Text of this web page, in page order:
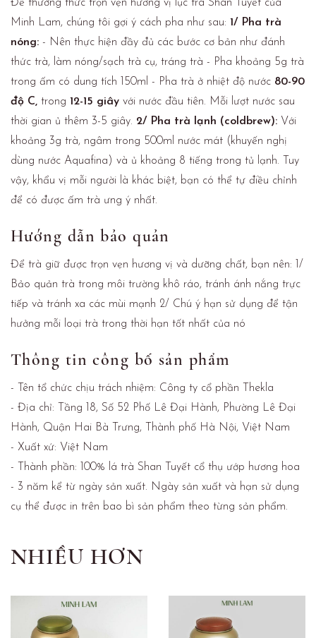
Để thưởng thức trọn vẹn hương vị lục trà Shan Tuyết của
Minh Lam, chúng tôi gợi ý cách pha như sau: 1/ Pha trà
nóng: - Nên thực hiện đầy đủ các bước cơ bản như đánh
thức trà, làm nóng/sạch trà cụ, tráng trà - Pha khoảng 5g trà
trong ấm có dung tích 150ml - Pha trà ở nhiệt độ nước 80-90
độ C, trong 12-15 giây với nước đầu tiên. Mỗi lượt nước sau
thời gian ủ thêm 3-5 giây. 2/ Pha trà lạnh (coldbrew): Với
khoảng 3g trà, ngâm trong 500ml nước mát (khuyến nghị
dùng nước Aquafina) và ủ khoảng 8 tiếng trong tủ lạnh. Tuy
vậy, khẩu vị mỗi người là khác biệt, bạn có thể tự điều chỉnh
để có được ấm trà ưng ý nhất.
Hướng dẫn bảo quản
Để trà giữ được trọn vẹn hương vị và dưỡng chất, bạn nên: 1/
Bảo quản trà trong môi trường khô ráo, tránh ánh nắng trực
tiếp và tránh xa các mùi mạnh 2/ Chú ý hạn sử dụng để tận
hưởng mỗi loại trà trong thời hạn tốt nhất của nó
Thông tin công bố sản phẩm
- Tên tổ chức chịu trách nhiệm: Công ty cổ phần Thekla
- Địa chỉ: Tầng 18, Số 52 Phố Lê Đại Hành, Phường Lê Đại
Hành, Quận Hai Bà Trưng, Thành phố Hà Nội, Việt Nam
- Xuất xứ: Việt Nam
- Thành phần: 100% lá trà Shan Tuyết cổ thụ ướp hương hoa
- 3 năm kể từ ngày sản xuất. Ngày sản xuất và hạn sử dụng
cụ thể được in trên bao bì sản phẩm theo từng sản phẩm.
NHIỀU HƠN